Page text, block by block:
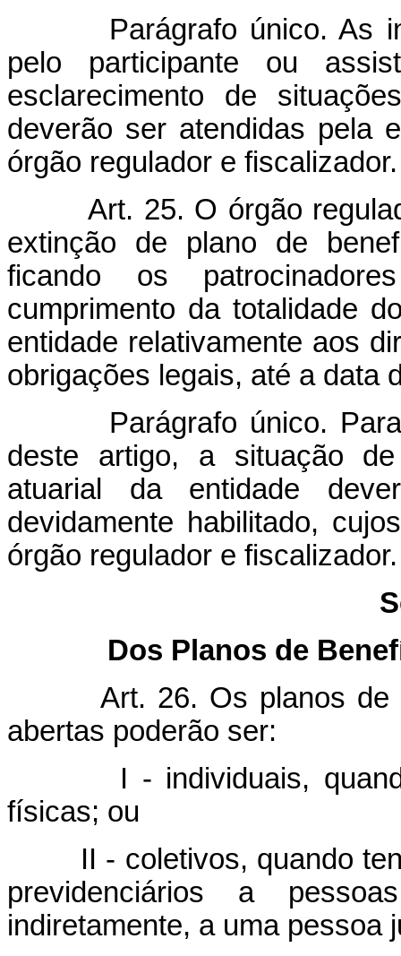
Parágrafo único. As
pelo participante ou
esclarecimento de
deverão ser atendidas pela
órgão regulador e fiscalizador.
Art. 25. O órgão
extinção de plano de
ficando os
cumprimento da totalidade
entidade relativamente aos
obrigações legais, até a data
Parágrafo único. Para
deste artigo, a situação de
atuarial da entidade
devidamente habilitado,
órgão regulador e fiscalizador.
Dos Planos de
Art. 26. Os planos de
abertas poderão ser:
I - individuais, quando
físicas; ou
II - coletivos, quando
previdenciários a
indiretamente, a uma pessoa